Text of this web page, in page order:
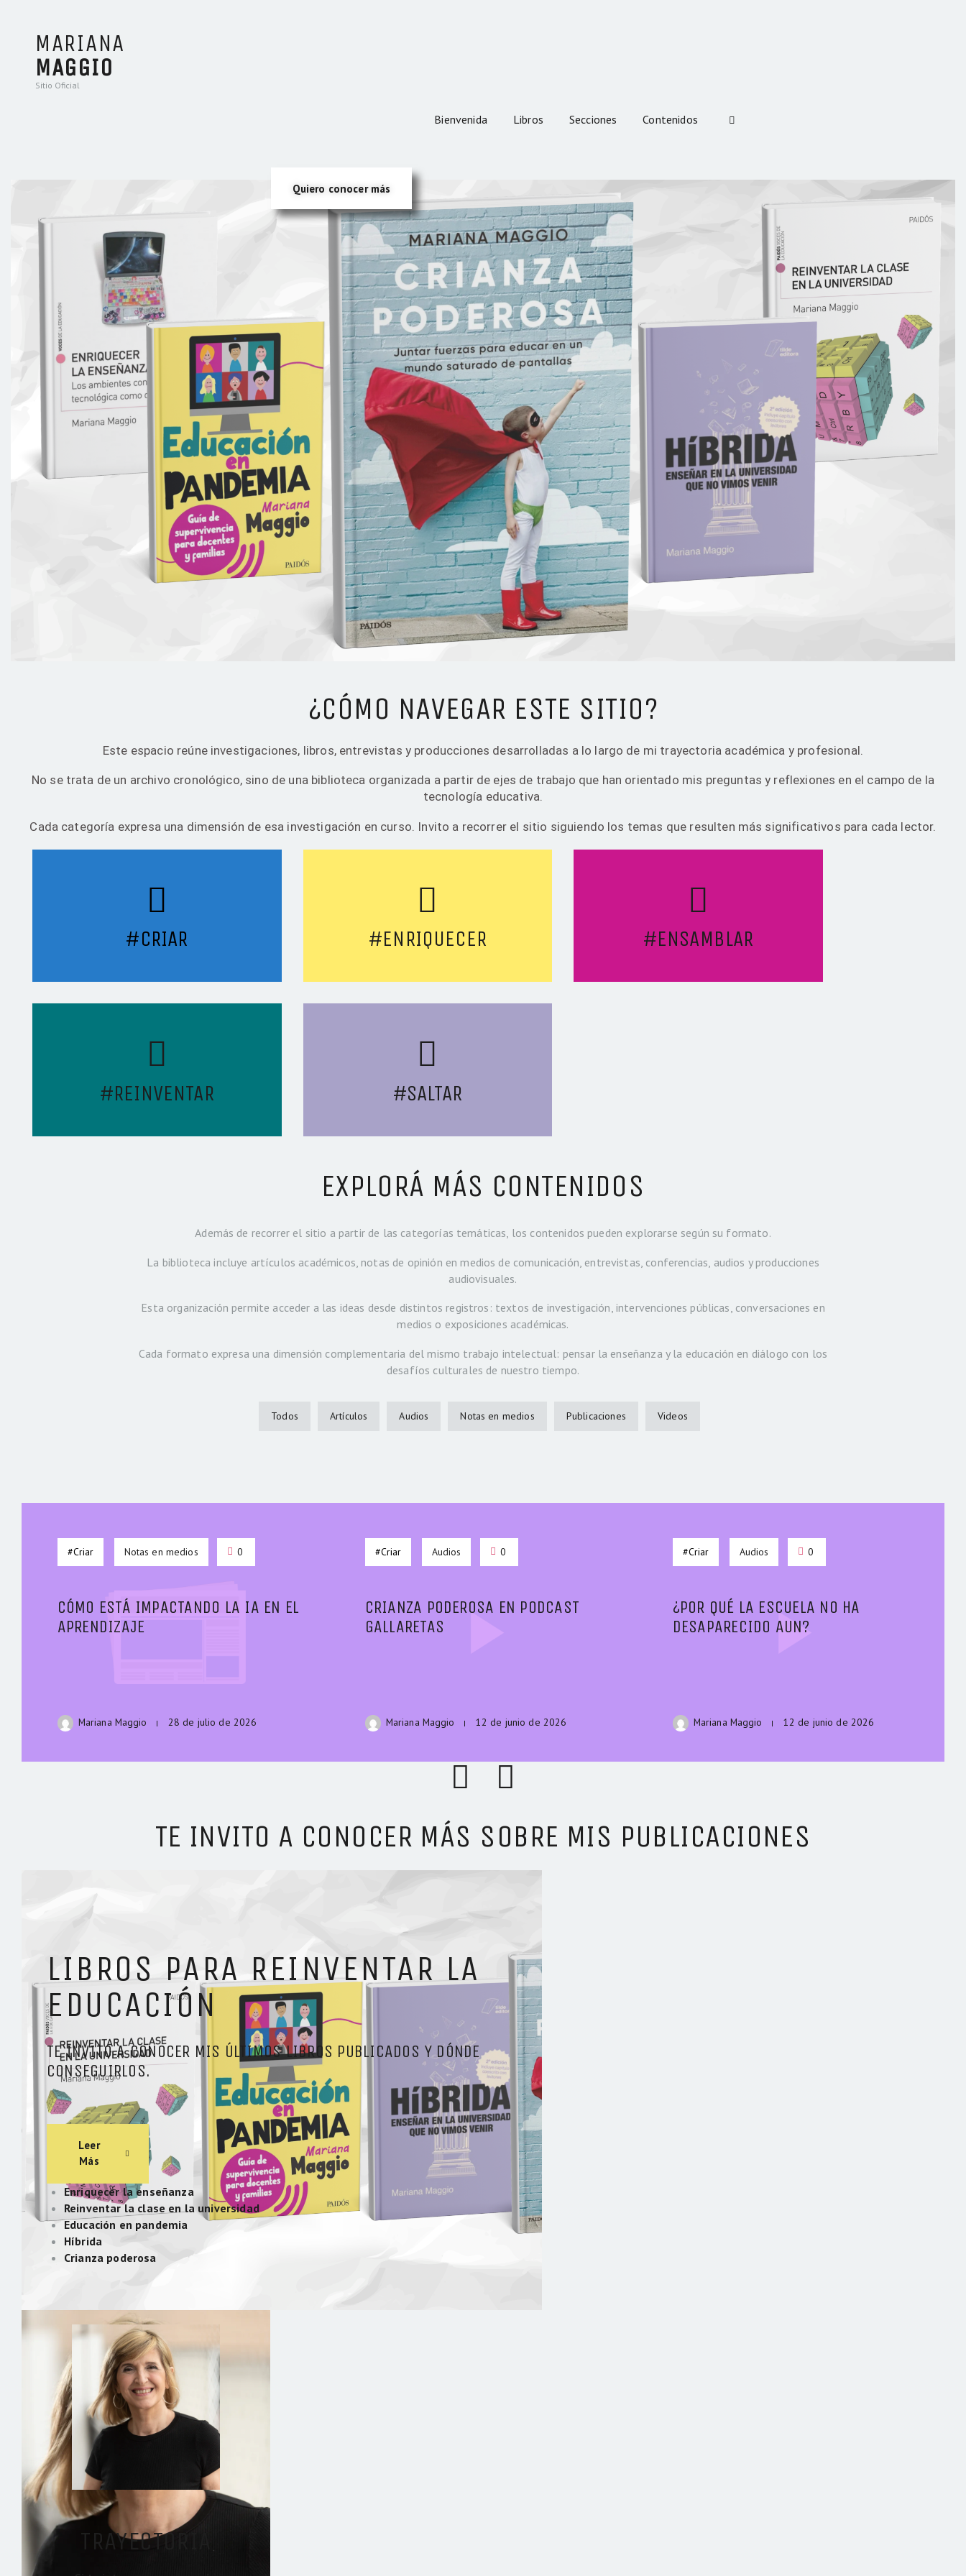
MARIANA
MAGGIO
Sitio Oficial
Bienvenida Libros Secciones Contenidos
CONTENIDOS
Quiero conocer más
¿CÓMO NAVEGAR ESTE SITIO?
Este espacio reúne investigaciones, libros, entrevistas y producciones desarrolladas a lo largo de mi trayectoria académica y profesional.
No se trata de un archivo cronológico, sino de una biblioteca organizada a partir de ejes de trabajo que han orientado mis preguntas y reflexiones en el campo de la
tecnología educativa.
Cada categoría expresa una dimensión de esa investigación en curso. Invito a recorrer el sitio siguiendo los temas que resulten más significativos para cada lector.
#CRIAR #ENRIQUECER #ENSAMBLAR
#REINVENTAR #SALTAR
EXPLORÁ MÁS CONTENIDOS
Además de recorrer el sitio a partir de las categorías temáticas, los contenidos pueden explorarse según su formato.
La biblioteca incluye artículos académicos, notas de opinión en medios de comunicación, entrevistas, conferencias, audios y producciones
audiovisuales.
Esta organización permite acceder a las ideas desde distintos registros: textos de investigación, intervenciones públicas, conversaciones en
medios o exposiciones académicas.
Cada formato expresa una dimensión complementaria del mismo trabajo intelectual: pensar la enseñanza y la educación en diálogo con los
desafíos culturales de nuestro tiempo.
Todos Artículos Audios Notas en medios Publicaciones Videos
#Criar Notas en medios 0
CÓMO ESTÁ IMPACTANDO LA IA EN EL
APRENDIZAJE
Mariana Maggio 28 de julio de 2026
#Criar Audios 0
CRIANZA PODEROSA EN PODCAST
GALLARETAS
Mariana Maggio 12 de junio de 2026
#Criar Audios 0
¿POR QUÉ LA ESCUELA NO HA
DESAPARECIDO AUN?
Mariana Maggio 12 de junio de 2026
TE INVITO A CONOCER MÁS SOBRE MIS PUBLICACIONES
LIBROS PARA REINVENTAR LA
EDUCACIÓN
TE INVITO A CONOCER MIS ÚLTIMOS LIBROS PUBLICADOS Y DÓNDE
CONSEGUIRLOS.​
Leer
Más
Enriquecer la enseñanza
Reinventar la clase en la universidad
Educación en pandemia
Híbrida
Crianza poderosa
TRAYECTORIA